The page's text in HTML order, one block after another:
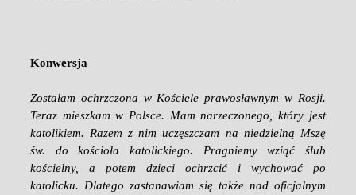
Konwersja
Zostałam ochrzczona w Kościele prawosławnym w Rosji.
Teraz mieszkam w Polsce. Mam narzeczonego, który jest
katolikiem. Razem z nim uczęszczam na niedzielną Mszę
św. do kościoła katolickiego. Pragniemy wziąć ślub
kościelny, a potem dzieci ochrzcić i wychować po
katolicku. Dlatego zastanawiam się także nad oficjalnym